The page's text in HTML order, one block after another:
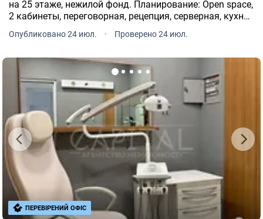
на 25 этаже, нежилой фонд. Планирование: Open space,
2 кабинеты, переговорная, рецепция, серверная, кухня,
гардероб, 2 санузла. Зонирование стеклянными
перегородками.
Опубликовано 24 июл. · Проверено 24 июл.
ПЕРЕВІРЕНИЙ ОФІС